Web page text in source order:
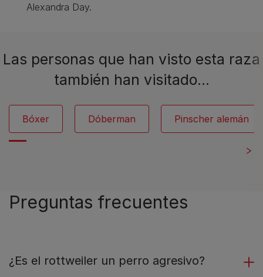
Alexandra Day.
Las personas que han visto esta raza
también han visitado…
Bóxer Dóberman Pinscher alemán
Preguntas frecuentes
¿Es el rottweiler un perro agresivo?